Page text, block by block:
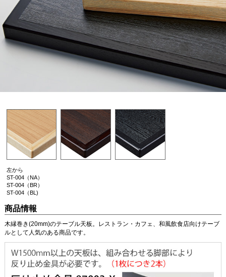
左から
ST-004（NA）
ST-004（BR）
ST-004（BL)
商品情報
木縁巻き(20mm)のテーブル天板。レストラン・カフェ、和風飲食店向けテーブ
ルとして人気のある商品です。